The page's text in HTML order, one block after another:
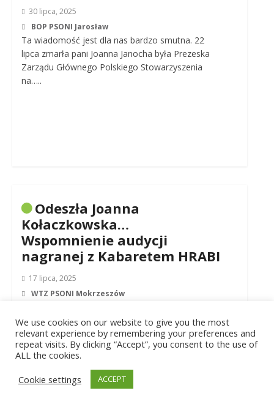
30 lipca, 2025
BOP PSONI Jarosław
Ta wiadomość jest dla nas bardzo smutna. 22
lipca zmarła pani Joanna Janocha była Prezeska
Zarządu Głównego Polskiego Stowarzyszenia
na…..
Odeszła Joanna
Kołaczkowska…
Wspomnienie audycji
nagranej z Kabaretem HRABI
17 lipca, 2025
WTZ PSONI Mokrzeszów
traktująca osoby z niepełnosprawnością, przemiła
i ciepła… Taką dla nas była Pani Joanna
Kołaczkowska…..
,skecz,dowcipy
kabaret,uśmiech ,Zabawa,kultura
We use cookies on our website to give you the most
relevant experience by remembering your preferences and
repeat visits. By clicking “Accept”, you consent to the use of
ALL the cookies.
Cookie settings
ACCEPT